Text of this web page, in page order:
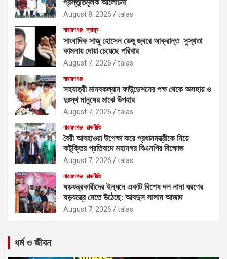
August 8, 2026 talas
নারায়ণগঞ্জ স্বাস্থ্য
সাংবাদিক সাজু হোসেন ডেঙ্গু জ্বরে আক্রান্ত সুস্থতা
কামনায় দোয়া চেয়েছে পরিবার
August 7, 2026 talas
নারায়ণগঞ্জ
সহযাত্রী মানবকল্যান ফাউন্ডেশনের পক্ষ থেকে অসহায় ও
দুঃস্থ মানুষের মাঝে উপহার
August 7, 2026 talas
নারায়ণগঞ্জ রাজনীতি
বৈরী আবহাওয়া উপেক্ষা করে প্রধানমন্ত্রীকে নিয়ে
কটূক্তির প্রতিবাদে মহানগর বিএনপির বিক্ষোভ
August 7, 2026 talas
নারায়ণগঞ্জ রাজনীতি
ষড়যন্ত্রকারীদের ইন্ধনে একটি বিশেষ দল নানা ধরণের
ষড়যন্ত্রে মেতে উঠেছে: আবদুস সালাম আজাদ
August 7, 2026 talas
ধর্ম ও জীবন